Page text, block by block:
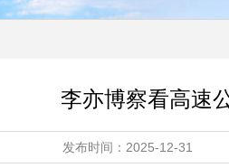
李亦博察看高速
发布时间：2025-